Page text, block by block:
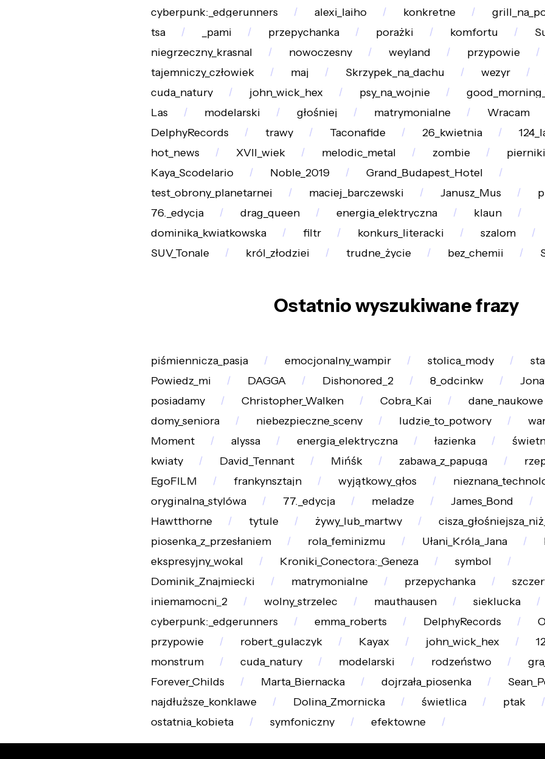
cyberpunk:_edgerunners
alexi_laiho konkretne
tsa
_pami przepychanka porażki komfortu
niegrzeczny_krasnal
nowoczesny weyland przypowie
tajemniczy_człowiek
maj Skrzypek_na_dachu wezyr
cuda_natury
john_wick_hex psy_na_wojnie
Las
modelarski głośniej matrymonialne
Wracam
DelphyRecords
trawy Taconafide 26_kwietnia
hot_news
XVII_wiek melodic_metal zombie
pierniki
Kaya_Scodelario
Noble_2019
Grand_Budapest_Hotel
test_obrony_planetarnej
maciej_barczewski Janusz_Mus
76._edycja
drag_queen energia_elektryczna
klaun
dominika_kwiatkowska
filtr konkurs_literacki szalom
SUV_Tonale
król_złodziei trudne_życie bez_chemii
Ostatnio wyszukiwane frazy
piśmiennicza_pasja emocjonalny_wampir stolica_mody
Powiedz_mi
DAGGA Dishonored_2 8_odcinkw
posiadamy
Christopher_Walken Cobra_Kai
dane_naukowe
domy_seniora
niebezpieczne_sceny ludzie_to_potwory
Moment
alyssa energia_elektryczna łazienka
kwiaty
David_Tennant Mińśk zabawa_z_papugą
EgoFILM
frankynsztajn wyjątkowy_głos
oryginalna_stylówa
77._edycja meladze James_Bond
Hawtthorne
tytule żywy_lub_martwy
piosenka_z_przesłaniem
rola_feminizmu Ułani_Króla_Jana
ekspresyjny_wokal
Kroniki_Conectora:_Geneza
symbol
Dominik_Znajmiecki
matrymonialne przepychanka
iniemamocni_2
wolny_strzelec mauthausen
sieklucka
cyberpunk:_edgerunners
emma_roberts DelphyRecords
przypowie
robert_gulaczyk Kayax john_wick_hex
monstrum
cuda_natury modelarski rodzeństwo
Forever_Childs
Marta_Biernacka dojrzała_piosenka
najdłuższe_konklawe
Dolina_Zmornicka świetlica
ptak
ostatnia_kobieta
symfoniczny efektowne